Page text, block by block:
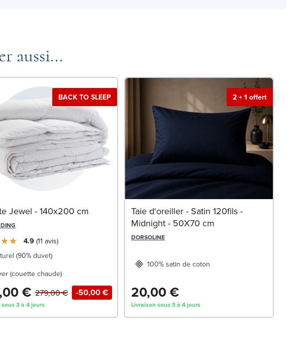
aussi...
BACK TO SLEEP
Jewel - 140x200 cm
4.9 11 avis
(90% duvet)
(couette chaude)
€ -50,00 €
279,00 €
3 à 4 jours
2 + 1 offert
Taie d'oreiller - Satin 120fils -
Midnight - 50X70 cm
DORSOLINE
100% satin de coton
20,00 €
Livraison sous 3 à 4 jours